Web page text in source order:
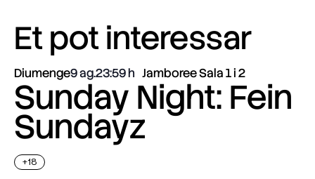
Et pot interessar
Diumenge9 ag.23:59 Jamboree Sala 1 i 2
Sunday Night: Fein
Sundayz
+18